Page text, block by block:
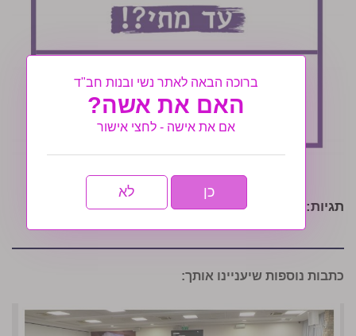
תגיות: כנס כ"ח ניסן - תשע"ח
כתבות נוספות שיעניינו אותך:
ברוכה הבאה לאתר נשי ובנות חב"ד
האם את אשה?
אם את אישה - לחצי אישור
כן לא